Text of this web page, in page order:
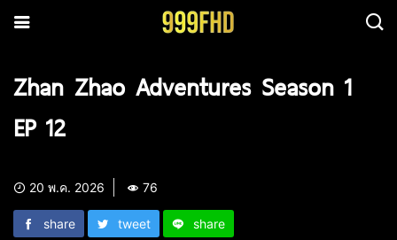
Zhan Zhao Adventures Season 1
EP 12
20 พ.ค. 2026 76
share tweet share